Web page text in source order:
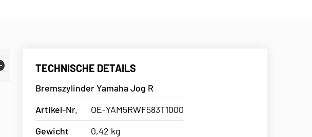
TECHNISCHE DETAILS
Bremszylinder Yamaha Jog R
Artikel-Nr.
OE-YAM5RWF583T1000
Gewicht
0,42 kg